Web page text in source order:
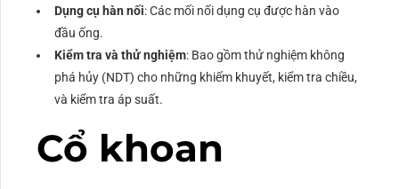
Dụng cụ hàn nối: Các mối nối dụng cụ được hàn vào
đầu ống.
Kiểm tra và thử nghiệm: Bao gồm thử nghiệm không
phá hủy (NDT) cho những khiếm khuyết, kiểm tra chiều,
và kiểm tra áp suất.
Cổ khoan